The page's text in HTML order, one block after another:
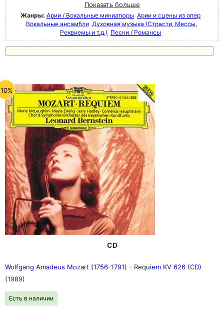
Показать больше
Жанры: Арии / Вокальные миниатюры Арии и сцены из опер
Вокальные ансамбли Духовная музыка (Страсти, Мессы,
Реквиемы и т.д.) Песни / Романсы
CD
Wolfgang Amadeus Mozart (1756-1791) - Requiem KV 626 (CD)
(1989)
Есть в наличии